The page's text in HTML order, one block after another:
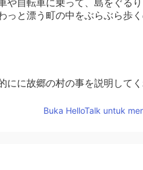
っと漂う町の中をぶらぶら歩
にに故郷の村の事を説明して
very well, so it occured to
Buka HelloTalk untuk